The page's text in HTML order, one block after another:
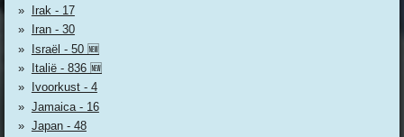
Irak - 17
Iran - 30
Israël - 50 🆕
Italië - 836 🆕
Ivoorkust - 4
Jamaica - 16
Japan - 48